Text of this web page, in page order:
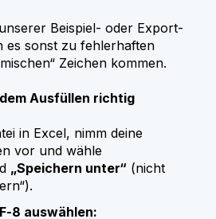
Beispiel- oder Export-
es sonst zu fehlerhaften
Zeichen kommen.
Ausfüllen richtig
in Excel, nimm deine
vor und wähle
„Speichern unter“ (nicht
auswählen: